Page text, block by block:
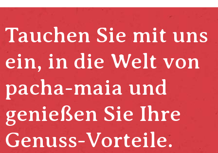
Tauchen Sie mit uns
ein, in die Welt von
pacha-maia und
genießen Sie Ihre
Genuss-Vorteile.